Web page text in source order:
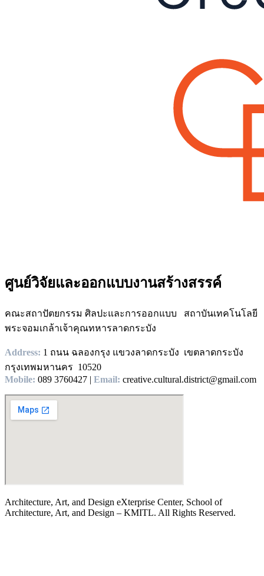
ศูนย์วิจัยและออกแบบงานสร้างสรรค์
คณะสถาปัตยกรรม ศิลปะและการออกแบบ สถาบันเทคโนโลยี
พระจอมเกล้าเจ้าคุณทหารลาดกระบัง
Address: 1 ถนน ฉลองกรุง แขวงลาดกระบัง เขตลาดกระบัง
กรุงเทพมหานคร 10520
Mobile: 089 3760427 | Email: creative.cultural.district@gmail.com
Architecture, Art, and Design eXterprise Center, School of
Architecture, Art, and Design – KMITL. All Rights Reserved.